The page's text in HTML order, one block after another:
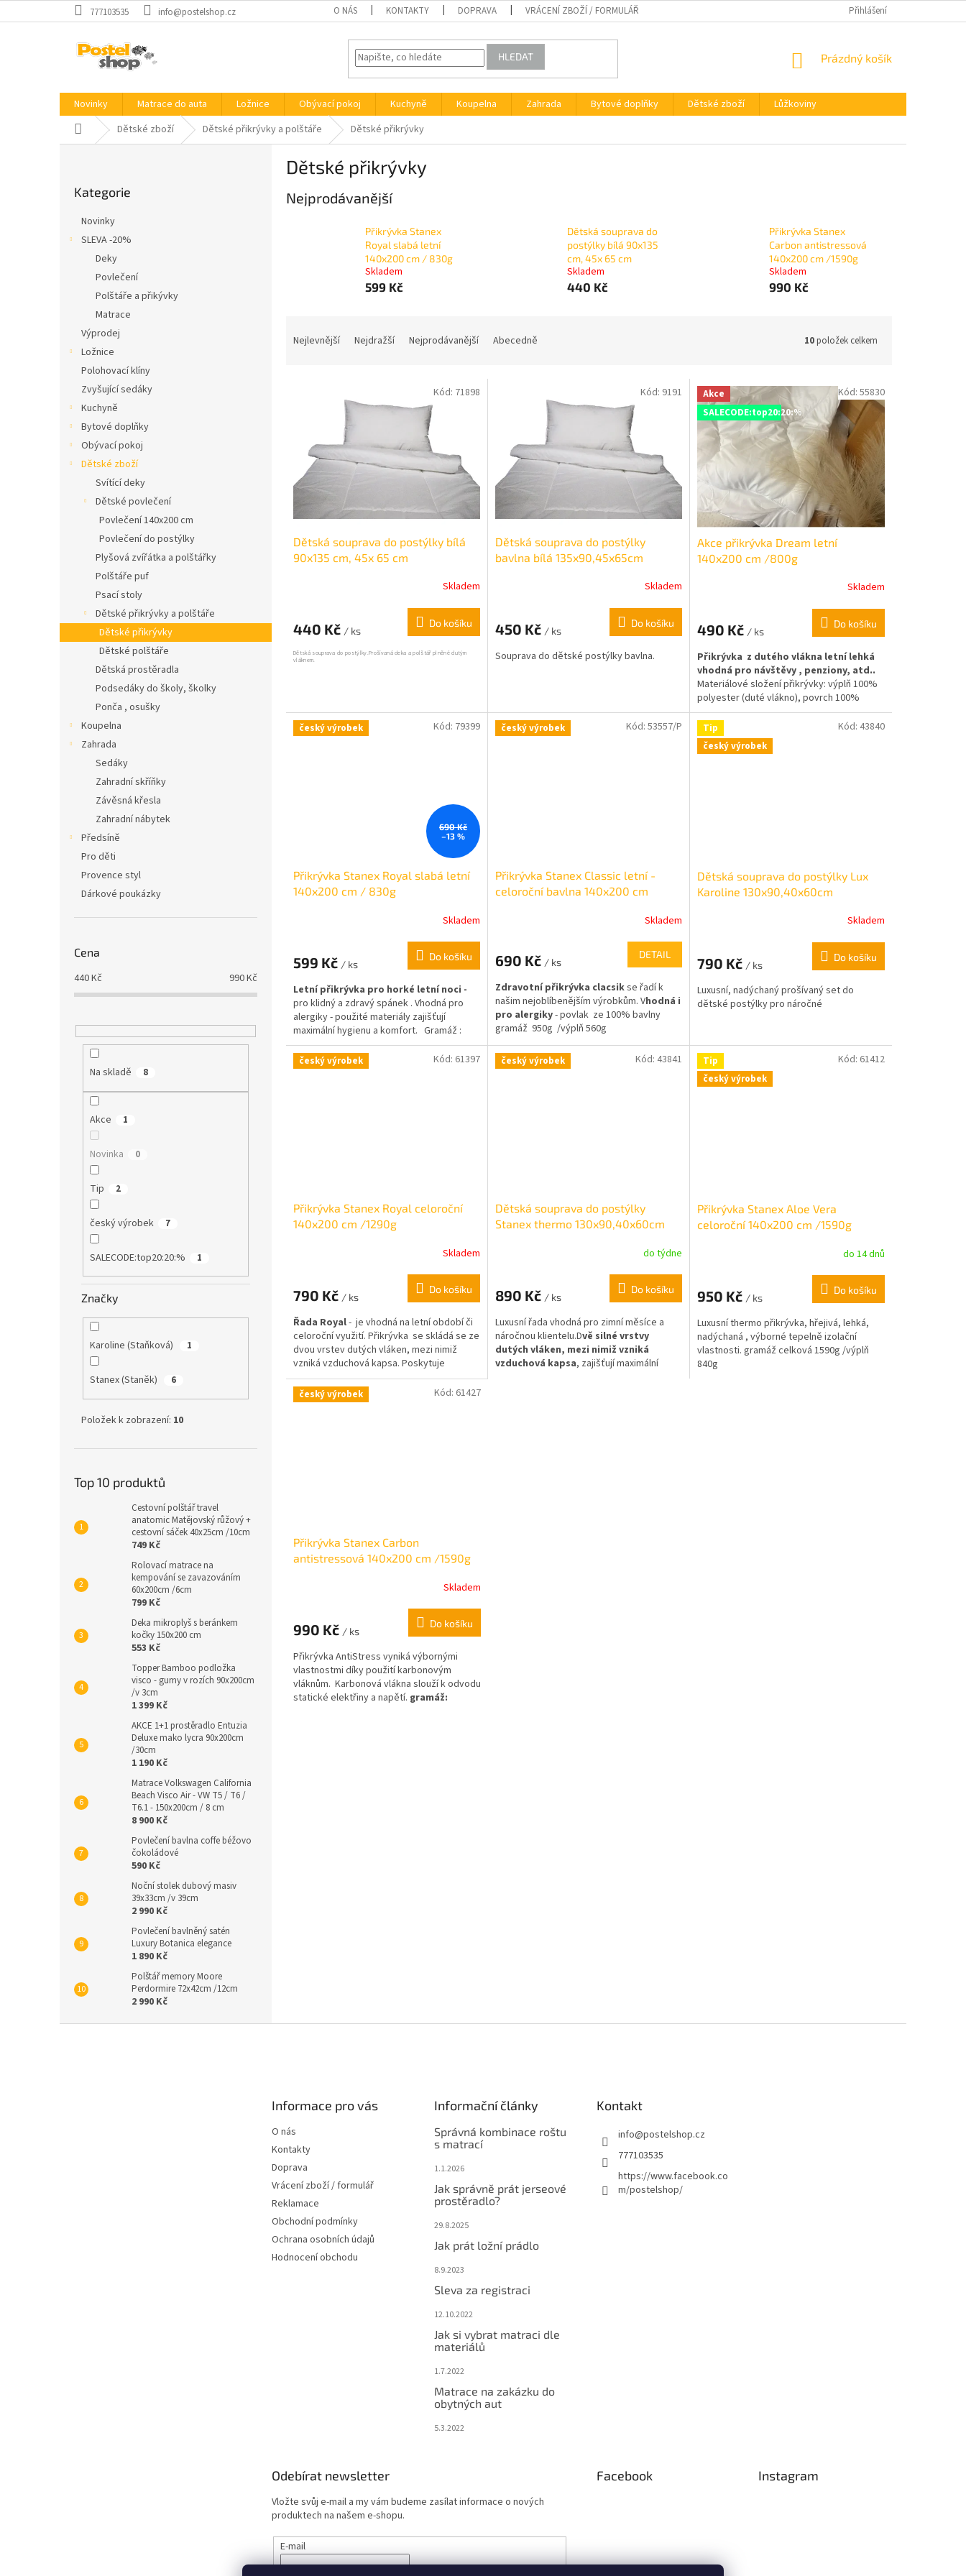
na
777103535 info@postelshop.cz O NÁS KONTAKTY DOPRAVA VRÁCENÍ ZBOŽÍ / FORMULÁŘ OCHRANA OSOBNÍCH
Přihlášení
HLEDAT
NÁKUPNÍ
Prázdný košík
Novinky Matrace do auta Ložnice Obývací pokoj Kuchyně Koupelna Zahrada Bytové doplňky Dětské zboží
Lůžkoviny
Domů Dětské zboží Dětské přikrývky a polštáře Dětské přikrývky
kategorie
Kategorie
Novinky
SLEVA -20%
Deky
Povlečení
Polštáře a přikývky
Matrace
Výprodej
Ložnice
Polohovací klíny
Zvyšující sedáky
Kuchyně
Bytové doplňky
Obývací pokoj
Dětské zboží
Svítící deky
Dětské povlečení
Povlečení 140x200 cm
Povlečení do postýlky
Plyšová zvířátka a polštářky
Polštáře puf
Psací stoly
Dětské přikrývky a polštáře
Dětské přikrývky
Dětské polštáře
Dětská prostěradla
Podsedáky do školy, školky
Ponča , osušky
Koupelna
Zahrada
Sedáky
Zahradní skříňky
Závěsná křesla
Zahradní nábytek
Předsíně
Pro děti
Provence styl
Dárkové poukázky
Cena
440Kč 990Kč
Na skladě 8
Akce 1
Novinka 0
Tip 2
český výrobek 7
SALECODE:top20:20:% 1
Značky
Karoline (Staňková) 1
Stanex (Staněk) 6
Položek k zobrazení: 10
Top 10 produktů
Cestovní polštář travel
anatomic Matějovský růžový +
cestovní sáček 40x25cm /10cm
749 Kč
Rolovací matrace na
kempování se zavazováním
60x200cm /6cm
799 Kč
Deka mikroplyš s beránkem
kočky 150x200 cm
553 Kč
Topper Bamboo podložka
visco - gumy v rozích 90x200cm
/v 3cm
1 399 Kč
AKCE 1+1 prostěradlo Entuzia
Deluxe mako lycra 90x200cm
/30cm
1 190 Kč
Matrace Volkswagen California
Beach Visco Air - VW T5 / T6 /
T6.1 - 150x200cm / 8 cm
8 900 Kč
Povlečení bavlna coffe béžovo
čokoládové
590 Kč
Noční stolek dubový masiv
39x33cm /v 39cm
2 990 Kč
Povlečení bavlněný satén
Luxury Botanica elegance
1 890 Kč
Polštář memory Moore
Perdormire 72x42cm /12cm
2 990 Kč
Dětské přikrývky
Nejprodávanější
Přikrývka Stanex
Royal slabá letní
140x200 cm / 830g
Skladem
599 Kč
Dětská souprava do
postýlky bílá 90x135
cm, 45x 65 cm
Skladem
440 Kč
Přikrývka Stanex
Carbon antistressová
140x200 cm /1590g
Skladem
990 Kč
Nejlevnější Nejdražší Nejprodávanější Abecedně 10položek celkem
Dětská souprava do postýlky bílá
90x135 cm, 45x 65 cm
Skladem
440 Kč / ks
Do košíku
Dětská souprava do postýlky.Prošívaná deka a polštář plněné dutým
vláknem.
Kód: 71898
Dětská souprava do postýlky
bavlna bílá 135x90,45x65cm
Skladem
450 Kč / ks
Do košíku
Souprava do dětské postýlky bavlna.
Kód: 9191
Akce
SALECODE:top20:20:%
Akce přikrývka Dream letní
140x200 cm /800g
je
z
5
hvězdiček.
Skladem
490 Kč / ks
Do košíku
Přikrývka z dutého vlákna letní lehká
vhodná pro návštěvy , penziony, atd..
Materiálové složení přikrývky: výplň 100%
polyester (duté vlákno), povrch 100%
polyester, microfibre. Vhodná i do
ubytovacích zařízení, penzionů, chat a
chalup.
Kód: 55830
český výrobek
690 Kč
–13 %
Přikrývka Stanex Royal slabá letní
140x200 cm / 830g
Skladem
599 Kč / ks
Do košíku
Letní přikrývka pro horké letní noci -
pro klidný a zdravý spánek . Vhodná pro
alergiky - použité materiály zajišťují
maximální hygienu a komfort. Gramáž :
830 g
Kód: 79399 český výrobek
Přikrývka Stanex Classic letní -
celoroční bavlna 140x200 cm
Skladem
690 Kč / ks
DETAIL
Zdravotní přikrývka clacsikse řadí k
našim nejoblíbenějším výrobkům. Vhodná i
pro alergiky- povlak ze 100% bavlny
gramáž 950g /výplň 560g
Kód: 53557/P
Tip
český výrobek
Dětská souprava do postýlky Lux
Karoline 130x90,40x60cm
Skladem
790 Kč / ks
Do košíku
Luxusní, nadýchaný prošívaný set do
dětské postýlky pro náročné
Kód: 43840
český výrobek
Přikrývka Stanex Royal celoroční
140x200 cm /1290g
Skladem
790 Kč / ks
Do košíku
Řada Royal- je vhodná na letní období či
celoroční využití. Přikrývka se skládá se ze
dvou vrstev dutých vláken, mezi nimiž
vzniká vzduchová kapsa. Poskytuje
příjemnou hřejivost a současně lehkost.
Gramáž : celkem 1290g / výplň 560g
Kód: 61397 český výrobek
Dětská souprava do postýlky
Stanex thermo 130x90,40x60cm
do týdne
890 Kč / ks
Do košíku
Luxusní řada vhodná pro zimní měsíce a
náročnou klientelu.Dvě silné vrstvy
dutých vláken, mezi nimiž vzniká
vzduchová kapsa, zajišťují maximální
Kód: 43841
Tip
český výrobek
Přikrývka Stanex Aloe Vera
celoroční 140x200 cm /1590g
je
z
5
hvězdiček.
do 14 dnů
950 Kč / ks
Do košíku
Luxusní thermo přikrývka, hřejivá, lehká,
nadýchaná , výborné tepelně izolační
vlastnosti. gramáž celková 1590g /výplň
840g
Kód: 61412
český výrobek
Přikrývka Stanex Carbon
antistressová 140x200 cm /1590g
je
z
5
hvězdiček.
Skladem
990 Kč / ks
Do košíku
Přikrývka AntiStress vyniká výbornými
vlastnostmi díky použití karbonovým
vláknům. Karbonová vlákna slouží k odvodu
statické elektřiny a napětí. gramáž:
Kód: 61427
Informace pro vás
O nás
Kontakty
Doprava
Vrácení zboží / formulář
Reklamace
Obchodní podmínky
Ochrana osobních údajů
Hodnocení obchodu
Informační články
Správná kombinace roštu
s matrací
1.1.2026
Jak správně prát jerseové
prostěradlo?
29.8.2025
Jak prát ložní prádlo
8.9.2023
Sleva za registraci
12.10.2022
Jak si vybrat matraci dle
materiálů
1.7.2022
Matrace na zakázku do
obytných aut
5.3.2022
Kontakt
info@postelshop.cz
777103535
https://www.facebook.co
m/postelshop/
Odebírat newsletter
Vložte svůj e-mail a my vám budeme zasílat informace o nových
produktech na našem e-shopu.
E-mail
Facebook Instagram